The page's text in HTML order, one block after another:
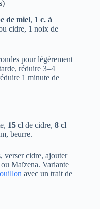
de miel, 1 c. à
cidre, 1 noix de
pour légèrement
réduire 3–4
1 minute de
15 cl de cidre, 8 cl
beurre.
verser cidre, ajouter
Maïzena. Variante
avec un trait de